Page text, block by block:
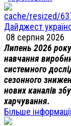
Дайджест
08 серпня 2026
Липень 2026
навчання
системного
сезонного
нових каналів
харчування.
Більше